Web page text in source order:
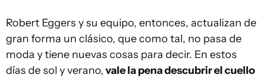
Robert Eggers y su equipo, entonces, actualizan de
gran forma un clásico, que como tal, no pasa de
moda y tiene nuevas cosas para decir. En estos
días de sol y verano,vale la pena descubrir el cuello